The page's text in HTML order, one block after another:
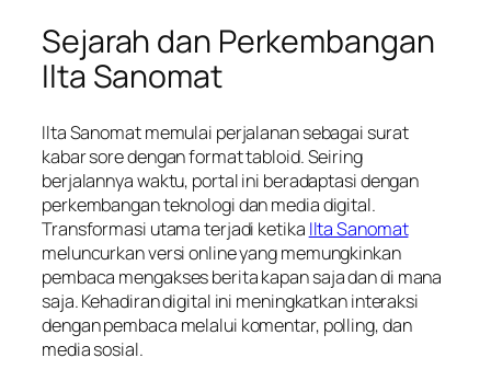
Sejarah dan Perkembangan
Ilta Sanomat
Ilta Sanomat memulai perjalanan sebagai surat
kabar sore dengan format tabloid. Seiring
berjalannya waktu, portal ini beradaptasi dengan
perkembangan teknologi dan media digital.
Transformasi utama terjadi ketika Ilta Sanomat
meluncurkan versi online yang memungkinkan
pembaca mengakses berita kapan saja dan di mana
saja. Kehadiran digital ini meningkatkan interaksi
dengan pembaca melalui komentar, polling, dan
media sosial.